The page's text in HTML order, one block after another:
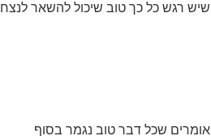
שיש רגש כל כך טוב שיכול להשאר לנצח
אומרים שכל דבר טוב נגמר בסוף